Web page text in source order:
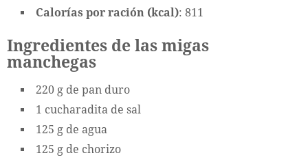
Calorías por ración (kcal): 811
Ingredientes de las migas
manchegas
220 g de pan duro
1 cucharadita de sal
125 g de agua
125 g de chorizo